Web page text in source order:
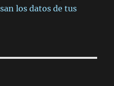
los datos de tus